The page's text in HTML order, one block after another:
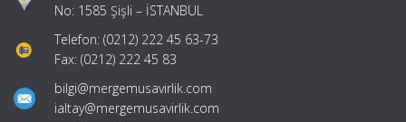
No: 1585 Şişli – İSTANBUL
Telefon: (0212) 222 45 63-73
Fax: (0212) 222 45 83
bilgi@mergemusavirlik.com
ialtay@mergemusavirlik.com